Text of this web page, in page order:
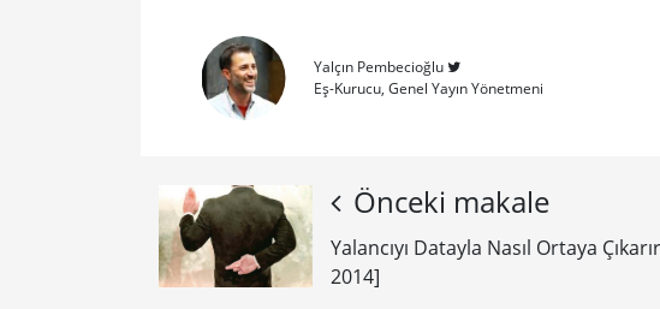
Yalçın Pembecioğlu
Eş-Kurucu, Genel Yayın Yönetmeni
Önceki makale
Yalancıyı Datayla Nasıl Ortaya
2014]